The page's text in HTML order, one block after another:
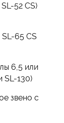
52 CS)
65 CS
6,5 или
SL-130)
звено с